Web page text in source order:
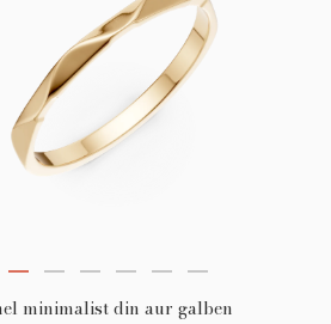
minimalist din aur galben